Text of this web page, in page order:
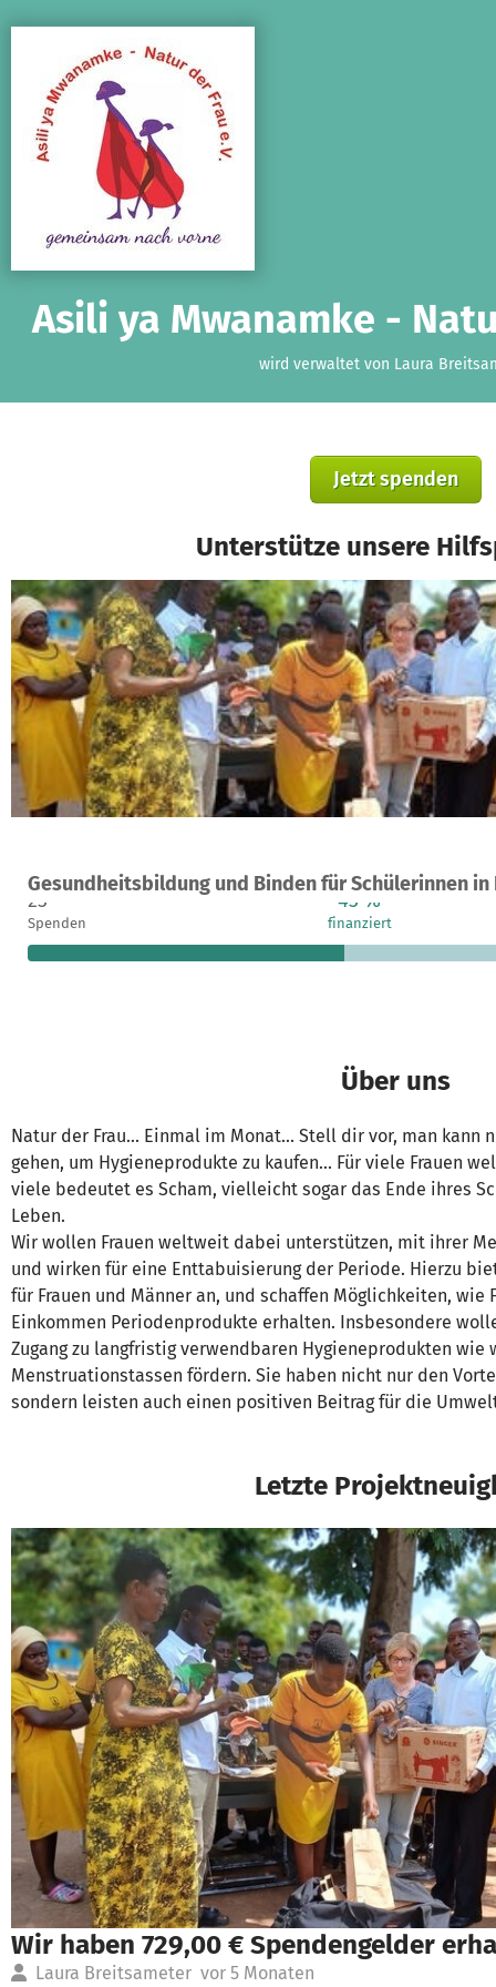
Asili ya Mwanamke -
wird verwaltet von Laura
Jetzt spenden
Unterstütze unsere
Gesundheitsbildung und Binden für Schülerinnen in
Ein Projekt in Nakalama, Uganda
23
Spenden
43 %
finanziert
Über uns
Natur der Frau… Einmal im Monat… Stell dir vor, man kann
gehen, um Hygieneprodukte zu kaufen… Für viele Frauen
viele bedeutet es Scham, vielleicht sogar das Ende ihres
Leben.
Wir wollen Frauen weltweit dabei unterstützen, mit ihrer
und wirken für eine Enttabuisierung der Periode. Hierzu
für Frauen und Männer an, und schaffen Möglichkeiten, wie
Einkommen Periodenprodukte erhalten. Insbesondere
Zugang zu langfristig verwendbaren Hygieneprodukten wie
Menstruationstassen fördern. Sie haben nicht nur den
sondern leisten auch einen positiven Beitrag für die
Letzte
Wir haben 729,00 € Spendengelder
Laura Breitsameter vor 5 Monaten